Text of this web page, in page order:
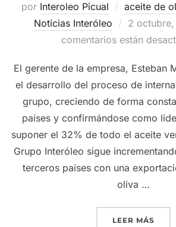
por Interoleo Picual aceite de
Noticias Interóleo
Publicado
el
2
comentarios están
El gerente de la empresa, Esteban
el desarrollo del proceso de
grupo, creciendo de forma
países y confirmándose como
suponer el 32% de todo el aceite
Grupo Interóleo sigue
terceros países con una
oliva …
LEER MÁS«EL